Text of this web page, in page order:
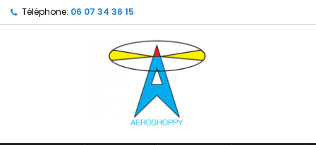
Téléphone: 06 07 34 36 15
My wishlists ×
Create new list
Créer une liste d'envies ×
Nom de la liste d'envies
Connexion ×
Vous devez être connecté pour ajouter des produits
Annuler